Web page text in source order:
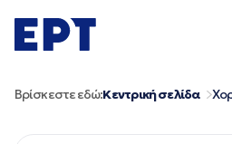
σε
περιεχόμενο
Βρίσκεστε εδώ:Κεντρική σελίδα